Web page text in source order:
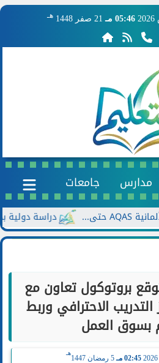
05:46 مـ 21 صفر 1448 هـ
مدارس جامعات
دراسة دولية بجامعة
بروتوكول تعاون مع
الاحترافي وربط
بسوق العمل
02:45 مـ 5 رمضان 1447
هـ